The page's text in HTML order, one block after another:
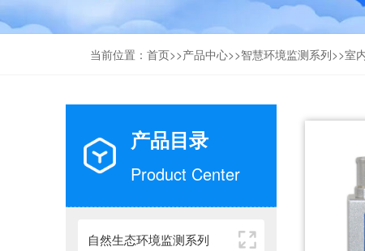
当前位置： 首页>>产品中心>>智慧环境监测系列>>室
产品目录
Product Center
自然生态环境监测系列